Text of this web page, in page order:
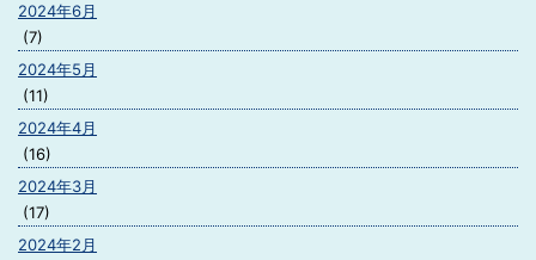
2024年6月
(7)
2024年5月
(11)
2024年4月
(16)
2024年3月
(17)
2024年2月